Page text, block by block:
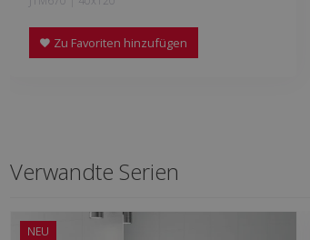
Zu Favoriten hinzufügen
Verwandte Serien
NEU